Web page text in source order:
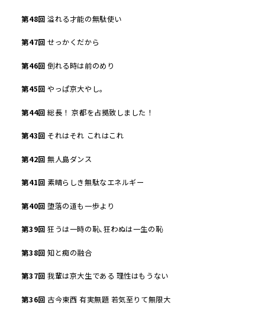
第48回 溢れる才能の無駄使い
第47回 せっかくだから
第46回 倒れる時は前のめり
第45回 やっぱ京大やし｡
第44回 総長！ 京都を占拠致しました！
第43回 それはそれ これはこれ
第42回 無人島ダンス
第41回 素晴らしき無駄なエネルギー
第40回 堕落の道も一歩より
第39回 狂うは一時の恥､狂わぬは一生の恥
第38回 知と痴の融合
第37回 我輩は京大生である 理性はもうない
第36回 古今東西 有実無題 若気至りて無限大